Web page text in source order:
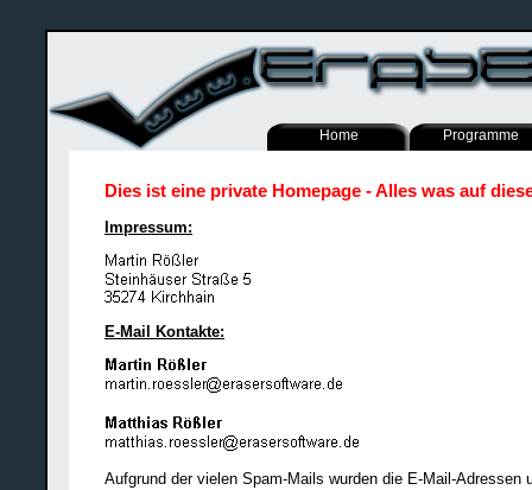
Home Programme
Dies ist eine private Homepage - Alles was auf
Impressum:
E-Mail Kontakte:
Aufgrund der vielen Spam-Mails wurden die E-Mail-Adressen